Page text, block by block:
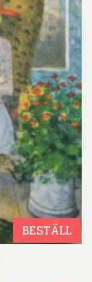
BESTÄLL